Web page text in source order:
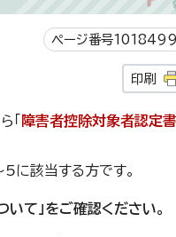
ページ番号1018499
印刷
障害者控除対象者認定書
に該当する方です。
て」をご確認ください。